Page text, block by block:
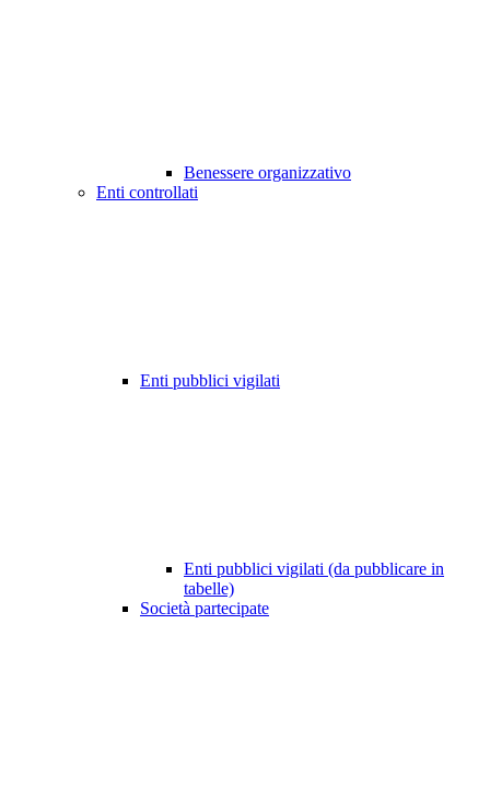
Benessere organizzativo
Enti controllati
Enti pubblici vigilati
Enti pubblici vigilati (da pubblicare in
tabelle)
Società partecipate